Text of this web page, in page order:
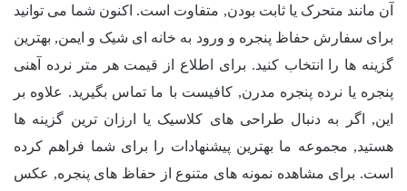
آن مانند متحرک یا ثابت بودن, متفاوت است. اکنون شما می توانید
برای سفارش حفاظ پنجره و ورود به خانه ای شیک و ایمن, بهترین
گزینه ها را انتخاب کنید. برای اطلاع از قیمت هر متر نرده آهنی
پنجره یا نرده پنجره مدرن, کافیست با ما تماس بگیرید. علاوه بر
این, اگر به دنبال طراحی های کلاسیک یا ارزان ترین گزینه ها
هستید, مجموعه ما بهترین پیشنهادات را برای شما فراهم کرده
است. برای مشاهده نمونه های متنوع از حفاظ های پنجره, عکس